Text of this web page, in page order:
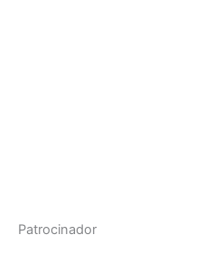
Patrocinador